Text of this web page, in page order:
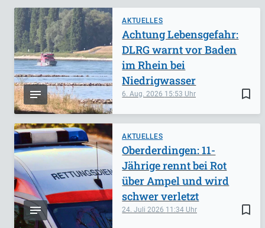
AKTUELLES
bookmark_border
6. Aug. 2026 15:53
Achtung Lebensgefahr:
DLRG warnt vor Baden
im Rhein bei
Niedrigwasser
AKTUELLES
bookmark_border
24. Juli 2026 11:34
Oberderdingen: 11-
Jährige rennt bei Rot
über Ampel und wird
schwer verletzt